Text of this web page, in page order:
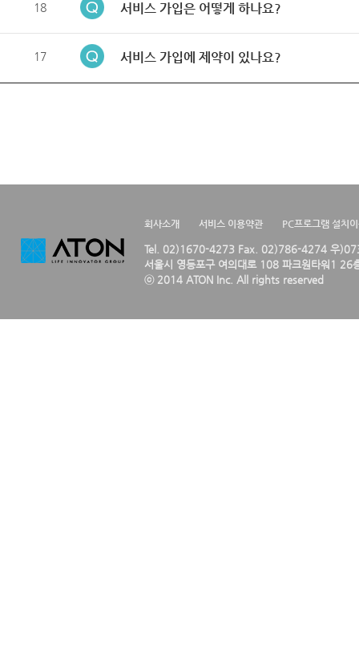
18 서비스 가입은 어떻게 하나요?
17 서비스 가입에 제약이 있나요?
회사소개 서비스 이용약관 PC프로그램 설치
Tel. 02)1670-4273 Fax. 02)786-4274 우
서울시 영등포구 여의대로 108 파크원타워1 26
ⓒ 2014 ATON Inc. All rights reserved